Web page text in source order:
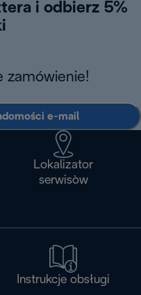
i odbierz 5%
zamówienie!
e-mail
Lokalizator
serwisòw
Instrukcje obsługi